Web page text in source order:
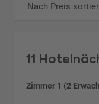
Nach Preis
11
Zimmer 1 (2